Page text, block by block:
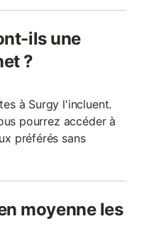
ils une
?
à Surgy l'incluent.
pourrez accéder à
préférés sans
moyenne les